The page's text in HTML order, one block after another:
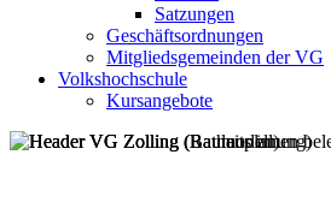
Satzungen
Geschäftsordnungen
Mitgliedsgemeinden der VG
Volkshochschule
Kursangebote